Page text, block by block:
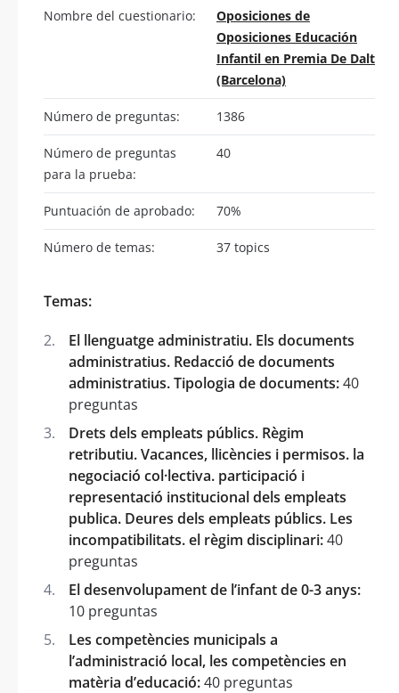
Nombre del cuestionario:
Oposiciones de
Oposiciones Educación
Infantil en Premia De Dalt
(Barcelona)
Número de preguntas: 1386
Número de preguntas
para la prueba:
40
Puntuación de aprobado: 70%
Número de temas: 37 topics
Temas:
El llenguatge administratiu. Els documents
administratius. Redacció de documents
administratius. Tipologia de documents:40
preguntas
Drets dels empleats públics. Règim
retributiu. Vacances, llicències i permisos. la
negociació col·lectiva. participació i
representació institucional dels empleats
publica. Deures dels empleats públics. Les
incompatibilitats. el règim disciplinari:40
preguntas
El desenvolupament de l’infant de 0-3 anys:
10 preguntas
Les competències municipals a
l’administració local, les competències en
matèria d’educació:40 preguntas